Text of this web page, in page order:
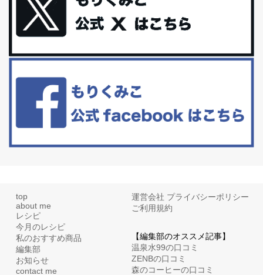
体に優しい、私のふるさと納税５選。
今回は、最近毎回定期的に購入している「楽天ふるさと納税」の返
礼品トップ５を紹介します。今までいろ...
更年期を穏やかに乗りきるために今できる５つのこと。
といった更年期症状はまだ...
top
about me
レシピ
今月のレシピ
私のおすすめ商品
編集部
お知らせ
contact me
運営会社 プライバシーポリシー
ご利用規約
【編集部のオススメ記事】
温泉水99の口コミ
ZENBの口コミ
森のコーヒーの口コミ